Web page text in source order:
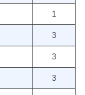
1
3
3
3